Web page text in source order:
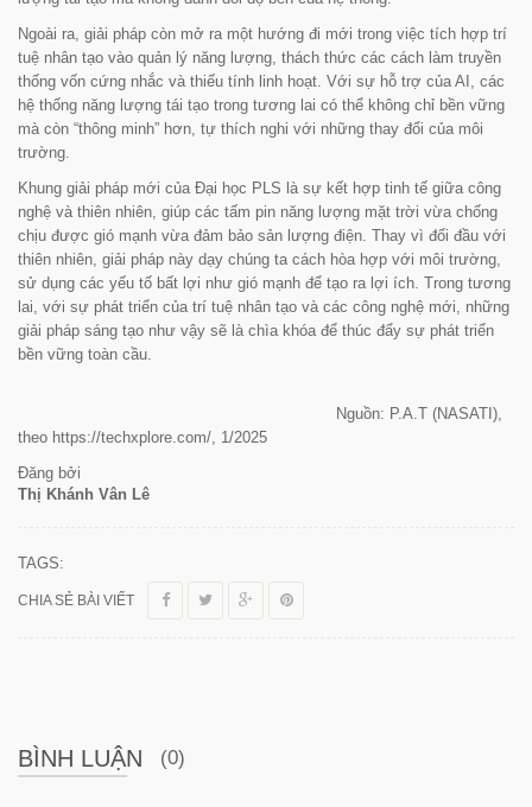
Ngoài ra, giải pháp còn mở ra một hướng đi mới trong việc tích hợp trí
tuệ nhân tạo vào quản lý năng lượng, thách thức các cách làm truyền
thống vốn cứng nhắc và thiếu tính linh hoạt. Với sự hỗ trợ của AI, các
hệ thống năng lượng tái tạo trong tương lai có thể không chỉ bền vững
mà còn “thông minh” hơn, tự thích nghi với những thay đổi của môi
trường.
Khung giải pháp mới của Đại học PLS là sự kết hợp tinh tế giữa công
nghệ và thiên nhiên, giúp các tấm pin năng lượng mặt trời vừa chống
chịu được gió mạnh vừa đảm bảo sản lượng điện. Thay vì đối đầu với
thiên nhiên, giải pháp này dạy chúng ta cách hòa hợp với môi trường,
sử dụng các yếu tố bất lợi như gió mạnh để tạo ra lợi ích. Trong tương
lai, với sự phát triển của trí tuệ nhân tạo và các công nghệ mới, những
giải pháp sáng tạo như vậy sẽ là chìa khóa để thúc đẩy sự phát triển
bền vững toàn cầu.
Nguồn: P.A.T (NASATI),
theo https://techxplore.com/, 1/2025
Đăng bởi
Thị Khánh Vân Lê
TAGS:
CHIA SẺ BÀI VIẾT
BÌNH LUẬN (0)